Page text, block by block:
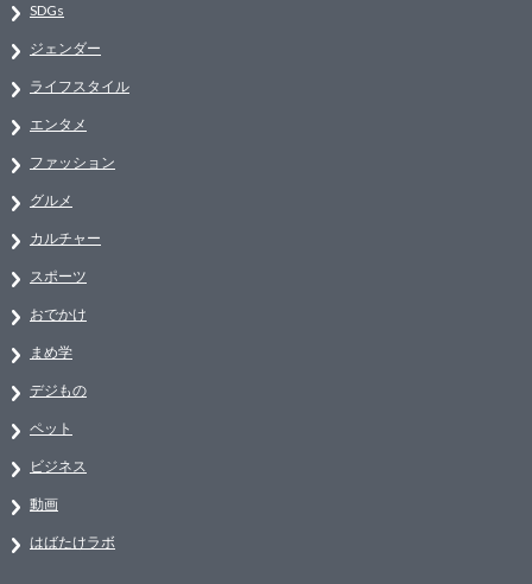
SDGs
ジェンダー
ライフスタイル
エンタメ
ファッション
グルメ
カルチャー
スポーツ
おでかけ
まめ学
デジもの
ペット
ビジネス
動画
はばたけラボ